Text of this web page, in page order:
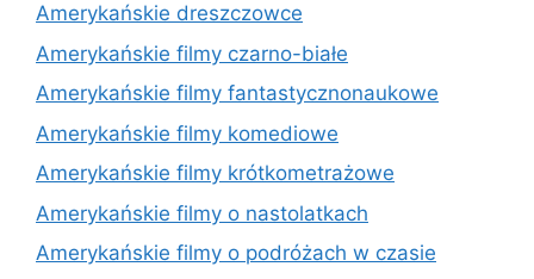
Amerykańskie dreszczowce
Amerykańskie filmy czarno-białe
Amerykańskie filmy fantastycznonaukowe
Amerykańskie filmy komediowe
Amerykańskie filmy krótkometrażowe
Amerykańskie filmy o nastolatkach
Amerykańskie filmy o podróżach w czasie